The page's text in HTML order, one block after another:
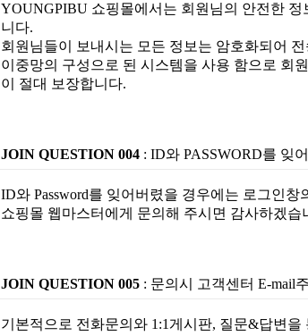
YOUNGPIBU 쇼핑몰에서는 회원님의 안전한
니다.
회원님들이 보내시는 모든 정보는 암호화되어
이중망의 구성으로 된 시스템을 사용 함으로 회
이 절대 보장합니다.
JOIN QUESTION 004: ID와 PASSWORD를 잊
ID와 Password를 잊어버렸을 경우에는 로그인창
쇼핑몰 웹마스터에게 문의해 주시면 감사하겠습
JOIN QUESTION 005: 문의시 고객센터 E-mail
기본적으로 전화문의와 1:1게시판, 질문&답변을